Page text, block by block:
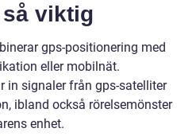
viktig
gps-positionering med
eller mobilnät.
in signaler från gps-satelliter
ibland också rörelsemönster
enhet.